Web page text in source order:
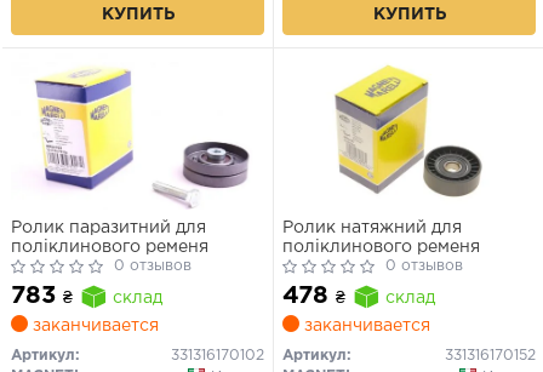
КУПИТЬ КУПИТЬ
Ролик паразитний для
поліклинового ременя
0 отзывов
783 ₴
склад
заканчивается
Артикул:
331316170102
Ролик натяжний для
поліклинового ременя
0 отзывов
478 ₴
склад
заканчивается
Артикул:
331316170152